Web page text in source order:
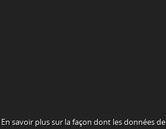
En savoir plus sur la façon dont les données de